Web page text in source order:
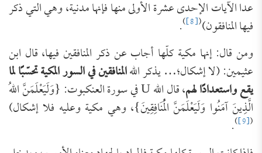
عدا الآيات الإحدى عشرة الأولى منها فإنها ‌مدنية، وهي التي ذكر
فيها المنافقون)(
[8]
)
.
ومن قال: إنها مكية كلّها أجاب عن ذكر المنافقين فيها، قال ابن
عثيمين: (لا إشكال؛… يذكر اللهالمنافقين في السور المكية تحسّبًا لما
يقع واستعدادًا لهم ، قال الله U في سورة ‌العنكبوت: {وَلَيَعْلَمَنَّ اللهُ
الَّذِينَ آمَنُوا وَلَيَعْلَمَنَّ الْمُنَافِقِينَ}، وهي ‌مكية وعليه فلا إشكال)
(
[9]
)
.